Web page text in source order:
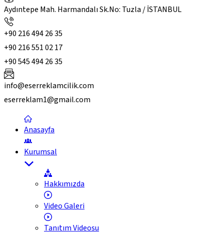
Aydıntepe Mah. Harmandalı Sk.No: Tuzla / İSTANBUL
+90 216 494 26 35
+90 216 551 02 17
+90 545 494 26 35
info@eserreklamcilik.com
eserreklam1@gmail.com
Anasayfa
Kurumsal
Hakkımızda
Video Galeri
Tanıtım Videosu